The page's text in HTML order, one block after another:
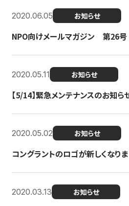
2020.06.05 お知らせ
NPO向けメールマガジン 第26号
2020.05.11 お知らせ
【5/14】緊急メンテナンスのお知ら
2020.05.02 お知らせ
コングラントのロゴが新しくなり
2020.03.13 お知らせ